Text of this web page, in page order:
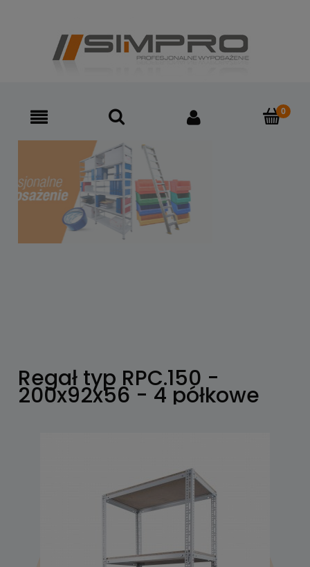
Regał typ RPC.150 -
200x92x56 - 4 półkowe